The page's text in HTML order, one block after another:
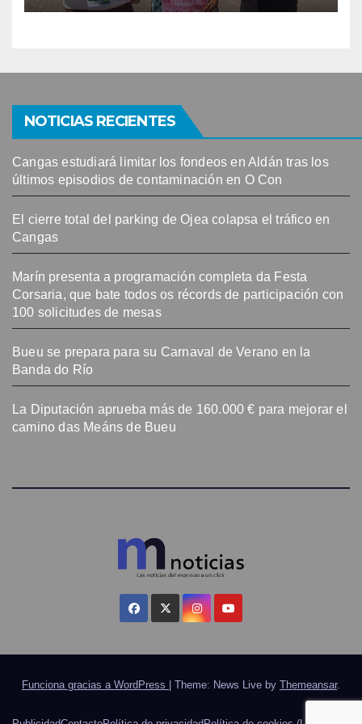
NOTICIAS RECIENTES
Cangas estudiará limitar los fondeos en Aldán tras los
últimos episodios de contaminación en O Con
El cierre total del parking de Ojea colapsa el tráfico en
Cangas
Marín presenta a programación completa da Festa
Corsaria, que bate todos os récords de participación con
100 solicitudes de mesas
Bueu se prepara para su Carnaval de Verano en la
Banda do Río
La Diputación aprueba más de 160.000 € para mejorar el
camino das Meáns de Bueu
Funciona gracias a WordPress Theme: News Live by Themeansar.